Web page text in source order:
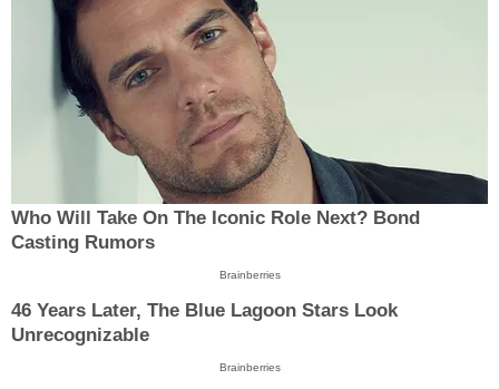
Who Will Take On The Iconic Role Next? Bond
Casting Rumors
Brainberries
46 Years Later, The Blue Lagoon Stars Look
Unrecognizable
Brainberries